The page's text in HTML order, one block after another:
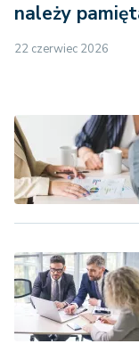
należy
22 czerwiec 2026